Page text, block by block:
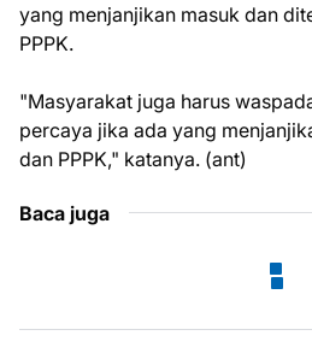
yang menjanjikan masuk dan
PPPK.
"Masyarakat juga harus
percaya jika ada yang
dan PPPK," katanya. (ant)
Baca juga